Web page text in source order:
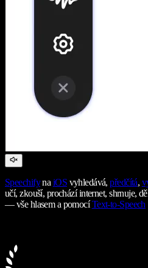
SpeechifynaiOS vyhledává,předčítá,
učí, zkouší, prochází internet, shrnuje,
— vše hlasem a pomocíText-to-Speech